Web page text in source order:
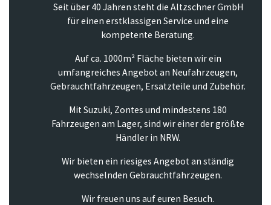
Seit über 40 Jahren steht die Altzschner GmbH
für einen erstklassigen Service und eine
kompetente Beratung.
Auf ca. 1000m² Fläche bieten wir ein
umfangreiches Angebot an Neufahrzeugen,
Gebrauchtfahrzeugen, Ersatzteile und Zubehör.
Mit Suzuki, Zontes und mindestens 180
Fahrzeugen am Lager, sind wir einer der größte
Händler in NRW.
Wir bieten ein riesiges Angebot an ständig
wechselnden Gebrauchtfahrzeugen.
Wir freuen uns auf euren Besuch.